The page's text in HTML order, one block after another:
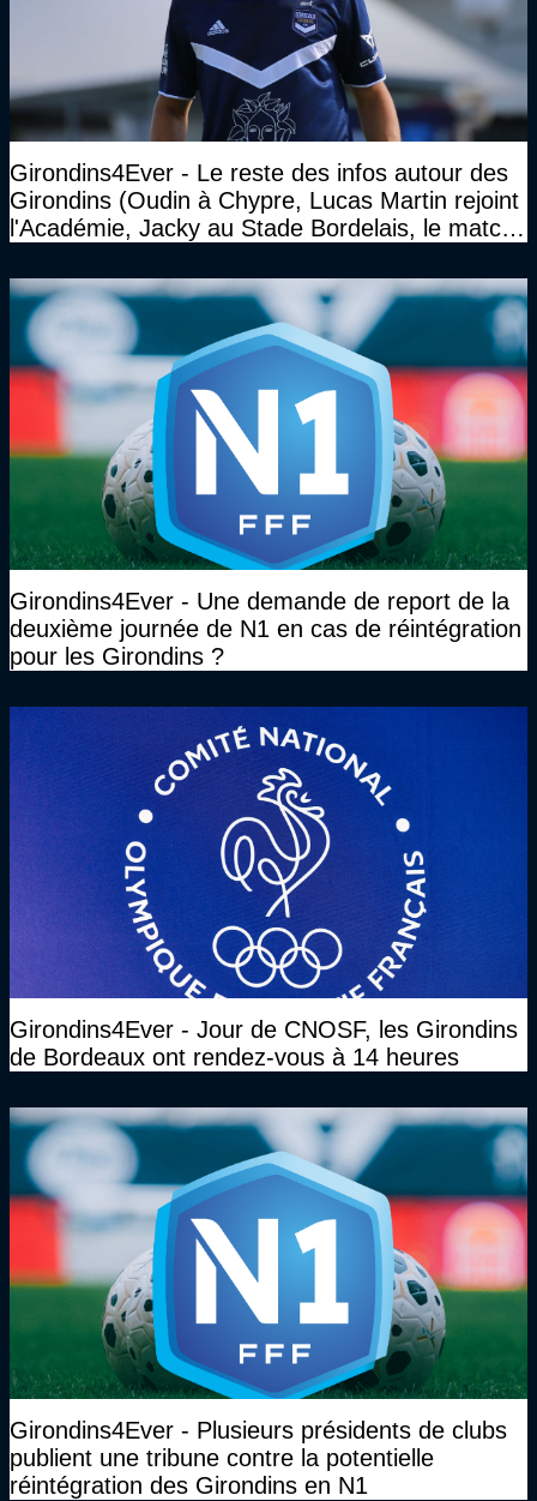
Girondins4Ever - Le reste des infos autour des
Girondins (Oudin à Chypre, Lucas Martin rejoint
l'Académie, Jacky au Stade Bordelais, le match
Girondins4Ever - Une demande de report de la
deuxième journée de N1 en cas de réintégration
pour les Girondins ?
Girondins4Ever - Jour de CNOSF, les Girondins
de Bordeaux ont rendez-vous à 14 heures
Girondins4Ever - Plusieurs présidents de clubs
publient une tribune contre la potentielle
réintégration des Girondins en N1